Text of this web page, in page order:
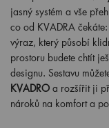
jasný systém a vše
co od KVADRA
výraz, který působí
prostoru budete chtít
designu. Sestavu
KVADRO a rozšířit ji
nároků na komfort a